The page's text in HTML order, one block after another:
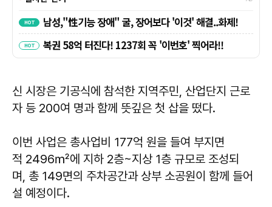
신 시장은 기공식에 참석한 지역주민, 산업단지 근로
자 등 200여 명과 함께 뜻깊은 첫 삽을 떴다.
이번 사업은 총사업비 177억 원을 들여 부지면
적 2496㎡에 지하 2층~지상 1층 규모로 조성되
며, 총 149면의 주차공간과 상부 소공원이 함께 들어
설 예정이다.